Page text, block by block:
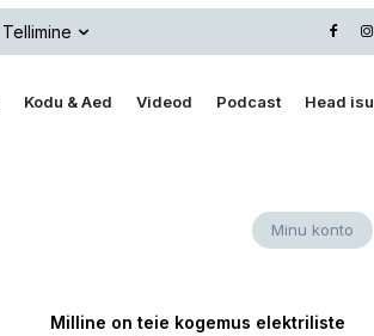
Tellimine
Kodu & Aed Videod Podcast Head isu
Minu konto
Milline on teie kogemus elektriliste